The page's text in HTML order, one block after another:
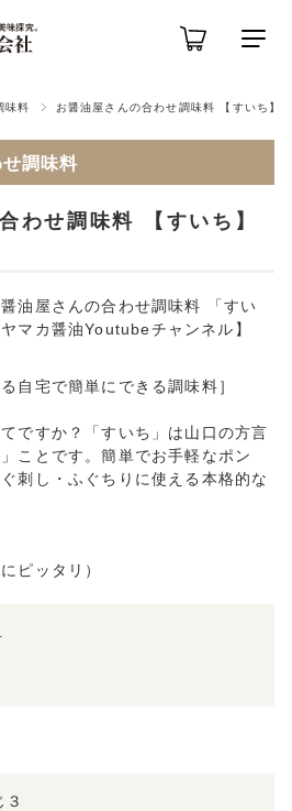
味料 お醤油屋さんの合わせ調味料 【すいち】
調味料
わせ調味料 【すいち】
油屋さんの合わせ調味料 「すい
マカ醤油Youtubeチャンネル】
自宅で簡単にできる調味料］
ですか？「すいち」は山口の方言
ことです。簡単でお手軽なポン
刺し・ふぐちりに使える本格的な
ピッタリ）